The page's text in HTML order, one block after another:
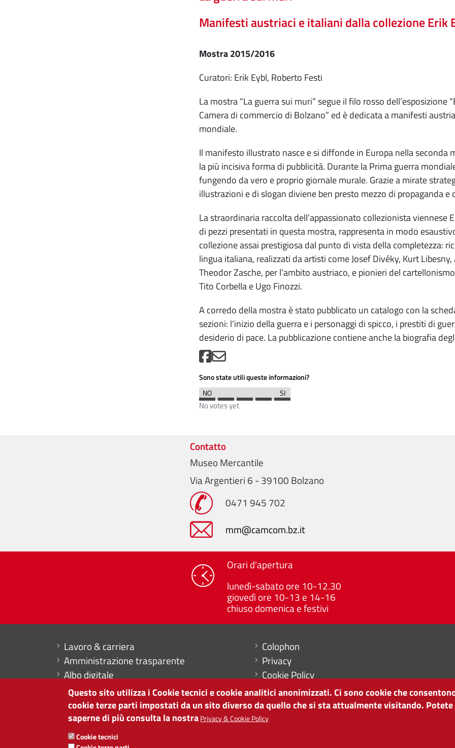
Manifesti austriaci e italiani dalla collezione Erik
Mostra 2015/2016
Curatori: Erik Eybl, Roberto Festi
La mostra “La guerra sui muri” segue il filo rosso dell’esposizione
Camera di commercio di Bolzano” ed è dedicata a manifesti
mondiale.
Il manifesto illustrato nasce e si diffonde in Europa nella seconda
la più incisiva forma di pubblicità. Durante la Prima guerra
fungendo da vero e proprio giornale murale. Grazie a mirate
illustrazioni e di slogan diviene ben presto mezzo di propaganda e
La straordinaria raccolta dell’appassionato collezionista
di pezzi presentati in questa mostra, rappresenta in modo
collezione assai prestigiosa dal punto di vista della completezza:
lingua italiana, realizzati da artisti come Josef Divéky, Kurt
Theodor Zasche, per l’ambito austriaco, e pionieri del
Tito Corbella e Ugo Finozzi.
A corredo della mostra è stato pubblicato un catalogo con la
sezioni: l’inizio della guerra e i personaggi di spicco, i prestiti di
desiderio di pace. La pubblicazione contiene anche la biografia
Sono state utili queste informazioni?
No votes yet
Contatto
Museo Mercantile
Via Argentieri 6 - 39100 Bolzano
0471 945 702
mm@camcom.bz.it
Orari d'apertura
lunedì-sabato ore 10-12.30
giovedì ore 10-13 e 14-16
chiuso domenica e festivi
Mini menu di servizio
Lavoro & carriera
Amministrazione trasparente
Albo digitale
Dichiarazione di accessibilità
Contabilità
Menu footer
Colophon
Privacy
Cookie Policy
Mappa del sito
Impostazioni cookie
CAMERA DI COMMERCIO DI BOLZANO
via Alto Adige 60 | I-39100 Bolzano
Questo sito utilizza i Cookie tecnici e cookie analitici anonimizzati. Ci sono cookie che
cookie terze parti impostati da un sito diverso da quello che si sta attualmente visitando. Potete
saperne di più consulta la nostraPrivacy & Cookie Policy
Cookie tecnici